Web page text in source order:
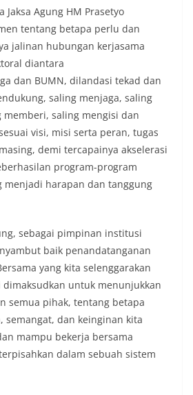
Jaksa Agung HM Prasetyo
tentang betapa perlu dan
jalinan hubungan kerjasama
diantara
dan BUMN, dilandasi tekad dan
saling menjaga, saling
memberi, saling mengisi dan
visi, misi serta peran, tugas
demi tercapainya akselerasi
program-program
menjadi harapan dan tanggung
sebagai pimpinan institusi
baik penandatanganan
yang kita selenggarakan
untuk menunjukkan
semua pihak, tentang betapa
semangat, dan keinginan kita
mampu bekerja bersama
dalam sebuah sistem